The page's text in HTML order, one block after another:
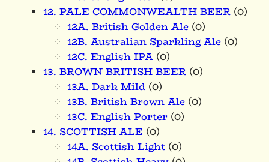
12. PALE COMMONWEALTH BEER(0)
12A. British Golden Ale(0)
12B. Australian Sparkling Ale(0)
12C. English IPA(0)
13. BROWN BRITISH BEER(0)
13A. Dark Mild(0)
13B. British Brown Ale(0)
13C. English Porter(0)
14. SCOTTISH ALE(0)
14A. Scottish Light(0)